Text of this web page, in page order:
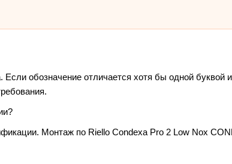
обозначение отличается хотя бы одной буквой
Монтаж по Riello Condexa Pro 2 Low Nox